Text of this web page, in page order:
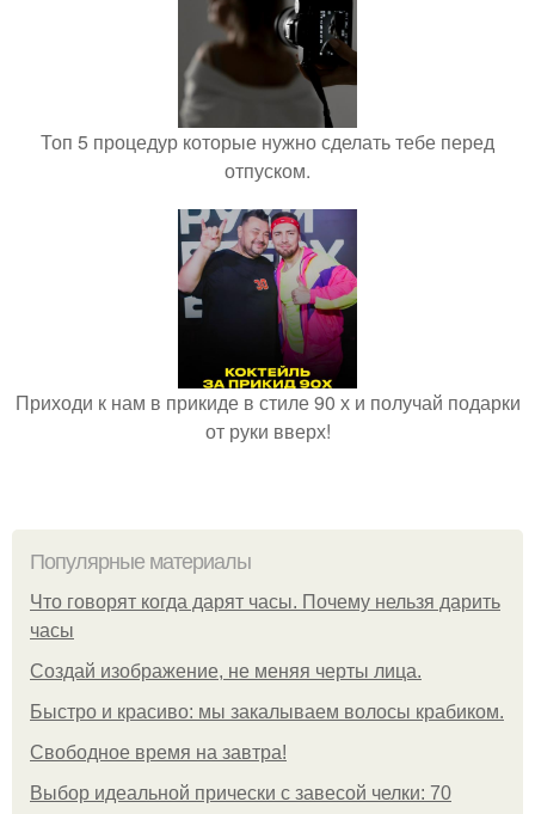
Топ 5 процедур которые нужно сделать тебе перед
отпуском.
Приходи к нам в прикиде в стиле 90 х и получай подарки
от руки вверх!
Популярные материалы
Что говорят когда дарят часы. Почему нельзя дарить
часы
Создай изображение, не меняя черты лица.
Быстро и красиво: мы закалываем волосы крабиком.
Свободное время на завтра!
Выбор идеальной прически с завесой челки: 70